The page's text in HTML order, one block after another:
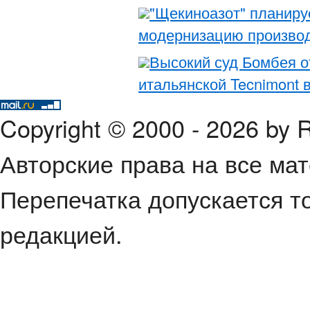
"Щекиноазот"
модернизацию
Высокий суд Бомбея
итальянской
Copyright © 2000 - 2026 by
Авторские права на все
Перепечатка допускается
редакцией.